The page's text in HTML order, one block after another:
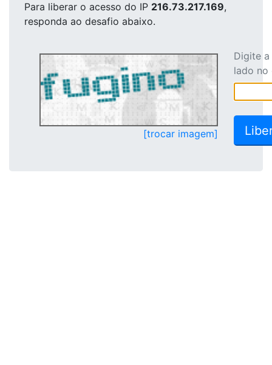
Para liberar o acesso do IP 216.73.217.169,
responda ao desafio abaixo.
[trocar imagem]
Digite
lado no